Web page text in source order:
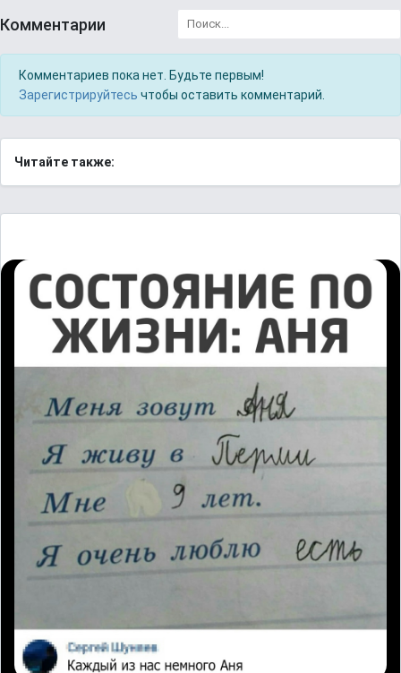
Комментарии
Комментариев пока нет. Будьте первым!
Зарегистрируйтесь чтобы оставить комментарий.
Читайте также: